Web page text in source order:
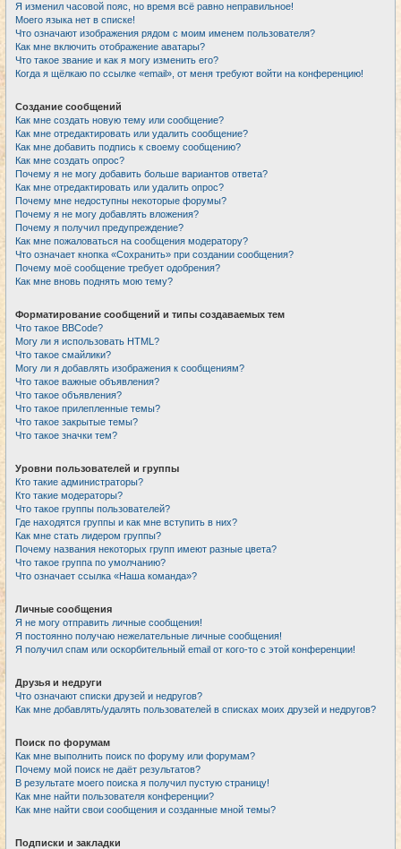
Я изменил часовой пояс, но время всё равно неправильное!
Моего языка нет в списке!
Что означают изображения рядом с моим именем пользователя?
Как мне включить отображение аватары?
Что такое звание и как я могу изменить его?
Когда я щёлкаю по ссылке «email», от меня требуют войти на конференцию!
Создание сообщений
Как мне создать новую тему или сообщение?
Как мне отредактировать или удалить сообщение?
Как мне добавить подпись к своему сообщению?
Как мне создать опрос?
Почему я не могу добавить больше вариантов ответа?
Как мне отредактировать или удалить опрос?
Почему мне недоступны некоторые форумы?
Почему я не могу добавлять вложения?
Почему я получил предупреждение?
Как мне пожаловаться на сообщения модератору?
Что означает кнопка «Сохранить» при создании сообщения?
Почему моё сообщение требует одобрения?
Как мне вновь поднять мою тему?
Форматирование сообщений и типы создаваемых тем
Что такое BBCode?
Могу ли я использовать HTML?
Что такое смайлики?
Могу ли я добавлять изображения к сообщениям?
Что такое важные объявления?
Что такое объявления?
Что такое прилепленные темы?
Что такое закрытые темы?
Что такое значки тем?
Уровни пользователей и группы
Кто такие администраторы?
Кто такие модераторы?
Что такое группы пользователей?
Где находятся группы и как мне вступить в них?
Как мне стать лидером группы?
Почему названия некоторых групп имеют разные цвета?
Что такое группа по умолчанию?
Что означает ссылка «Наша команда»?
Личные сообщения
Я не могу отправить личные сообщения!
Я постоянно получаю нежелательные личные сообщения!
Я получил спам или оскорбительный email от кого-то с этой конференции!
Друзья и недруги
Что означают списки друзей и недругов?
Как мне добавлять/удалять пользователей в списках моих друзей и недругов?
Поиск по форумам
Как мне выполнить поиск по форуму или форумам?
Почему мой поиск не даёт результатов?
В результате моего поиска я получил пустую страницу!
Как мне найти пользователя конференции?
Как мне найти свои сообщения и созданные мной темы?
Подписки и закладки